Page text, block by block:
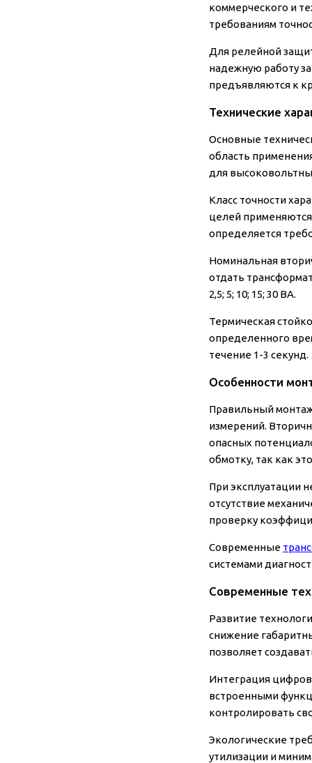
коммерческого и
требованиям
Для релейной
надежную работу
предъявляются к
Технические
Основные
область
для
Класс точности
целей применяются
определяется
Номинальная
отдать
2,5; 5; 10; 15; 30 ВА.
Термическая
определенного
течение 1-3 секунд.
Особенности
Правильный
измерений.
опасных
обмотку, так как
При эксплуатации
отсутствие
проверку
Современные
системами
Современные
Развитие
снижение
позволяет
Интеграция
встроенными
контролировать
Экологические
утилизации и